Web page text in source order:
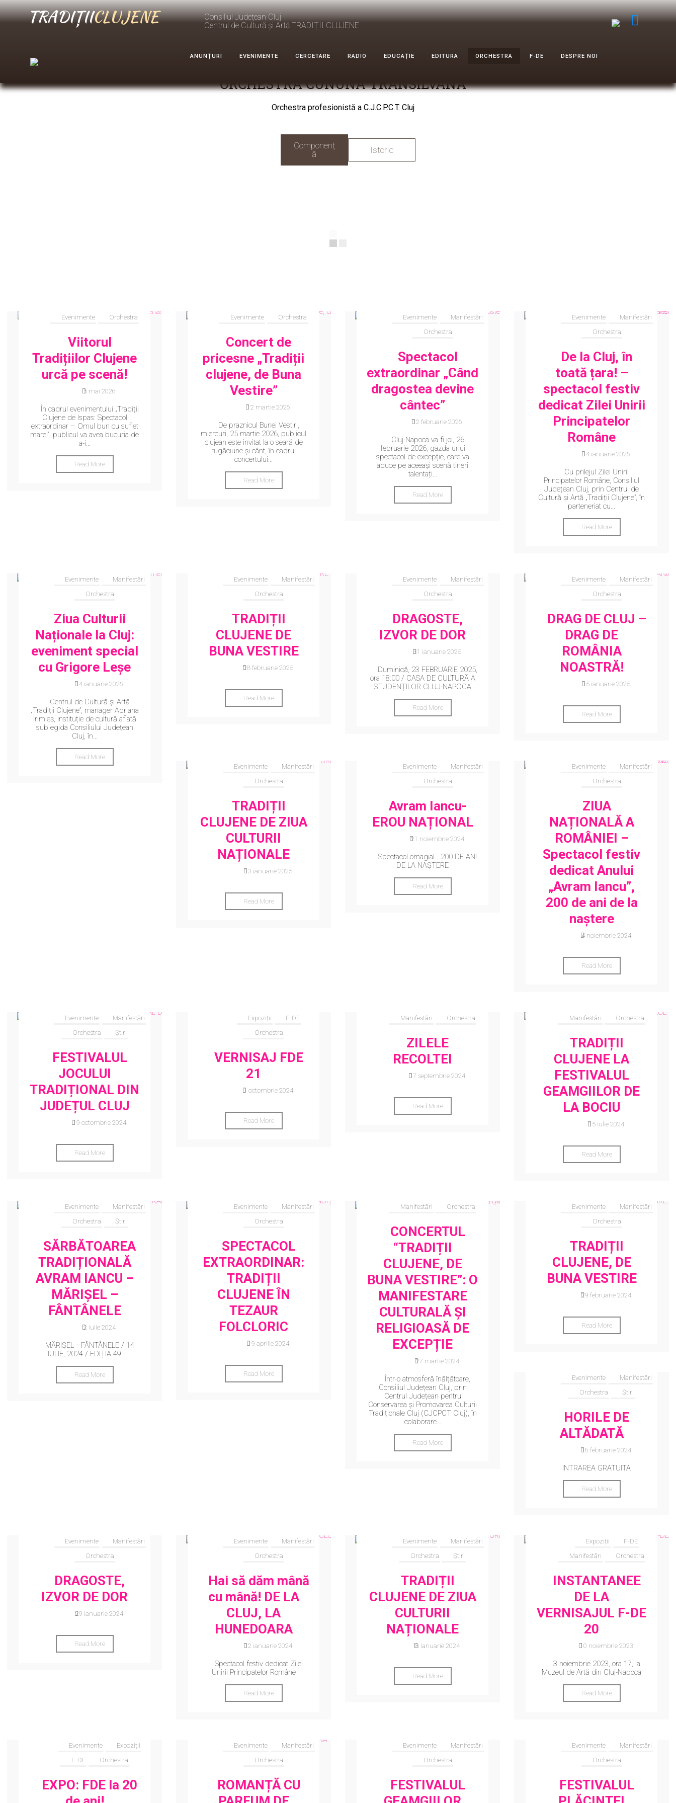
TRADIȚIICLUJENE
Consiliul Județean Cluj
Centrul de Cultură și Artă TRADIȚII CLUJENE
ANUNȚURI EVENIMENTE CERCETARE RADIO EDUCAȚIE EDITURA ORCHESTRA F-DE DESPRE NOI
ORCHESTRA CUNUNA TRANSILVANĂ
Orchestra profesionistă a C.J.C.P.C.T. Cluj
Componenț
ă
Istoric
Evenimente Orchestra
Viitorul
Tradițiilor Clujene
urcă pe scenă!
5 mai 2026
În cadrul evenimentului „Tradiții
Clujene de Ispas: Spectacol
extraordinar – Omul bun cu suflet
mare!”, publicul va avea bucuria de
a-i...
Read More
Evenimente Orchestra
Concert de
pricesne „Tradiții
clujene, de Buna
Vestire”
12 martie 2026
De praznicul Bunei Vestiri,
miercuri, 25 martie 2026, publicul
clujean este invitat la o seară de
rugăciune și cânt, în cadrul
concertului...
Read More
Evenimente
Manifestări
Orchestra
Spectacol
extraordinar „Când
dragostea devine
cântec”
12 februarie 2026
Cluj-Napoca va fi joi, 26
februarie 2026, gazda unui
spectacol de excepție, care va
aduce pe aceeași scenă tineri
talentați...
Read More
Evenimente
Manifestări
Orchestra
De la Cluj, în
toată țara! –
spectacol festiv
dedicat Zilei Unirii
Principatelor
Române
14 ianuarie 2026
Cu prilejul Zilei Unirii
Principatelor Române, Consiliul
Județean Cluj, prin Centrul de
Cultură și Artă „Tradiții Clujene”, în
parteneriat cu...
Read More
Evenimente
Manifestări
Orchestra
Ziua Culturii
Naționale la Cluj:
eveniment special
cu Grigore Leșe
14 ianuarie 2026
Centrul de Cultură și Artă
„Tradiții Clujene”, manager Adriana
Irimieș, instituție de cultură aflată
sub egida Consiliului Județean
Cluj, în...
Read More
Evenimente
Manifestări
Orchestra
TRADIȚII
CLUJENE DE
BUNA VESTIRE
28 februarie 2025
Read More
Evenimente
Manifestări
Orchestra
DRAGOSTE,
IZVOR DE DOR
31 ianuarie 2025
Duminică, 23 FEBRUARIE 2025,
ora 18:00 / CASA DE CULTURĂ A
STUDENȚILOR CLUJ-NAPOCA
Read More
Evenimente
Manifestări
Orchestra
DRAG DE CLUJ –
DRAG DE
ROMÂNIA
NOASTRĂ!
15 ianuarie 2025
Read More
Evenimente
Manifestări
Orchestra
TRADIȚII
CLUJENE DE ZIUA
CULTURII
NAȚIONALE
13 ianuarie 2025
Read More
Evenimente
Manifestări
Orchestra
Avram Iancu-
EROU NAȚIONAL
21 noiembrie 2024
Spectacol omagial - 200 DE ANI
DE LA NAȘTERE
Read More
Evenimente
Manifestări
Orchestra
ZIUA
NAȚIONALĂ A
ROMÂNIEI –
Spectacol festiv
dedicat Anului
„Avram Iancu”,
200 de ani de la
naștere
4 noiembrie 2024
Read More
Evenimente
Manifestări
Orchestra
Știri
FESTIVALUL
JOCULUI
TRADIȚIONAL DIN
JUDEȚUL CLUJ
19 octombrie 2024
Read More
Expoziții
F-DE
Orchestra
VERNISAJ FDE
21
1 octombrie 2024
Read More
Manifestări Orchestra
ZILELE
RECOLTEI
17 septembrie 2024
Read More
Manifestări Orchestra
TRADIȚII
CLUJENE LA
FESTIVALUL
GEAMGIILOR DE
LA BOCIU
15 iulie 2024
Read More
Evenimente
Manifestări
Orchestra
Știri
SĂRBĂTOAREA
TRADIȚIONALĂ
AVRAM IANCU –
MĂRIȘEL –
FÂNTÂNELE
2 iulie 2024
MĂRIȘEL –FÂNTÂNELE / 14
IULIE, 2024 / EDIȚIA 49
Read More
Evenimente
Manifestări
Orchestra
SPECTACOL
EXTRAORDINAR:
TRADIȚII
CLUJENE ÎN
TEZAUR
FOLCLORIC
19 aprilie 2024
Read More
Manifestări Orchestra
CONCERTUL
“TRADIȚII
CLUJENE, DE
BUNA VESTIRE”: O
MANIFESTARE
CULTURALĂ ȘI
RELIGIOASĂ DE
EXCEPȚIE
27 martie 2024
Într-o atmosferă înălțătoare,
Consiliul Județean Cluj, prin
Centrul Județean pentru
Conservarea și Promovarea Culturii
Tradiționale Cluj (CJCPCT Cluj), în
colaborare...
Read More
Evenimente
Manifestări
Orchestra
TRADIȚII
CLUJENE, DE
BUNA VESTIRE
29 februarie 2024
Read More
Evenimente
Manifestări
Orchestra
Știri
HORILE DE
ALTĂDATĂ
16 februarie 2024
INTRAREA GRATUITA
Read More
Evenimente
Manifestări
Orchestra
DRAGOSTE,
IZVOR DE DOR
29 ianuarie 2024
Read More
Evenimente
Manifestări
Orchestra
Hai să dăm mână
cu mână! DE LA
CLUJ, LA
HUNEDOARA
12 ianuarie 2024
Spectacol festiv dedicat Zilei
Unirii Principatelor Române
Read More
Evenimente
Manifestări
Orchestra
Știri
TRADIȚII
CLUJENE DE ZIUA
CULTURII
NAȚIONALE
8 ianuarie 2024
Read More
Expoziții
F-DE
Manifestări
Orchestra
INSTANTANEE
DE LA
VERNISAJUL F-DE
20
10 noiembrie 2023
3 noiembrie 2023, ora 17, la
Muzeul de Artă din Cluj-Napoca
Read More
Evenimente
Expoziții
F-DE
Orchestra
EXPO: FDE la 20
Evenimente
Manifestări
Orchestra
ROMANȚĂ CU
Evenimente
Manifestări
Orchestra
FESTIVALUL
Evenimente
Manifestări
Orchestra
FESTIVALUL